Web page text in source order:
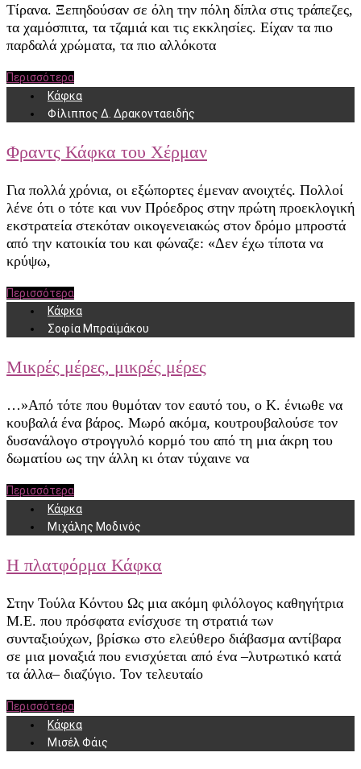
Τίρανα. Ξεπηδούσαν σε όλη την πόλη δίπλα στις τράπεζες,
τα χαμόσπιτα, τα τζαμιά και τις εκκλησίες. Είχαν τα πιο
παρδαλά χρώματα, τα πιο αλλόκοτα
Περισσότερα
Κάφκα
Φίλιππος Δ. Δρακονταειδής
Φραντς Κάφκα του Χέρμαν
Για πολλά χρόνια, οι εξώπορτες έμεναν ανοιχτές. Πολλοί
λένε ότι ο τότε και νυν Πρόεδρος στην πρώτη προεκλογική
εκστρατεία στεκόταν οικογενειακώς στον δρόμο μπροστά
από την κατοικία του και φώναζε: «Δεν έχω τίποτα να
κρύψω,
Περισσότερα
Κάφκα
Σοφία Μπραϊμάκου
Μικρές μέρες, μικρές μέρες
…»Από τότε που θυμόταν τον εαυτό του, ο Κ. ένιωθε να
κουβαλά ένα βάρος. Μωρό ακόμα, κουτρουβαλούσε τον
δυσανάλογο στρογγυλό κορμό του από τη μια άκρη του
δωματίου ως την άλλη κι όταν τύχαινε να
Περισσότερα
Κάφκα
Μιχάλης Μοδινός
Η πλατφόρμα Κάφκα
Στην Τούλα Κόντου Ως μια ακόμη φιλόλογος καθηγήτρια
Μ.Ε. που πρόσφατα ενίσχυσε τη στρατιά των
συνταξιούχων, βρίσκω στο ελεύθερο διάβασμα αντίβαρα
σε μια μοναξιά που ενισχύεται από ένα –λυτρωτικό κατά
τα άλλα– διαζύγιο. Τον τελευταίο
Περισσότερα
Κάφκα
Μισέλ Φάις